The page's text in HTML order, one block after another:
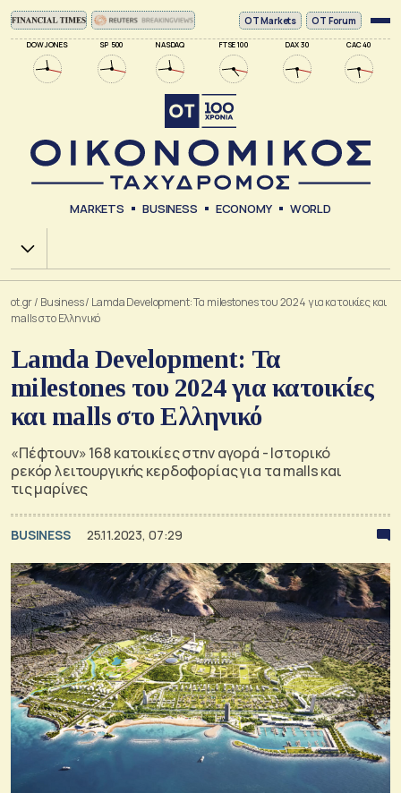
DOW JONES SP 500 NASDAQ FTSE 100 DAX 30 CAC 40
ΟΤ Markets OT Forum
MARKETS BUSINESS ECONOMY WORLD
Χ.Α.
ot.gr/ Business/ Lamda Development: Τα milestones του 2024 για κατοικίες και
malls στο Ελληνικό
Lamda Development: Τα
milestones του 2024 για κατοικίες
και malls στο Ελληνικό
«Πέφτουν» 168 κατοικίες στην αγορά - Ιστορικό
ρεκόρ λειτουργικής κερδοφορίας για τα malls και
τις μαρίνες
BUSINESS 25.11.2023, 07:29